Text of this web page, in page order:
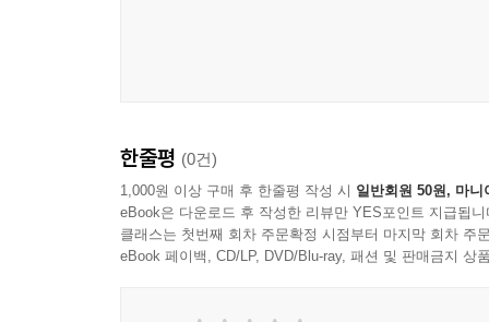
한줄평 (0건)
1,000원 이상 구매 후 한줄평 작성 시 일반회원 50원, 마니
eBook은 다운로드 후 작성한 리뷰만 YES포인트 지급됩니
클래스는 첫번째 회차 주문확정 시점부터 마지막 회차 주
eBook 페이백, CD/LP, DVD/Blu-ray, 패션 및 판매금지 상